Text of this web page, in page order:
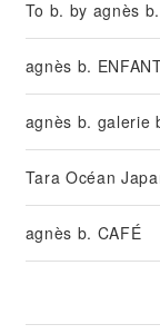
To b. by agnès b.
agnès b.
agnès b. galerie
Tara Océan
agnès b. CAFÉ